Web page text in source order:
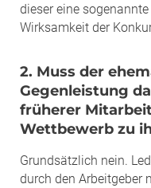
dieser eine
Wirksamkeit der
2. Muss der
Gegenleistung
früherer
Wettbewerb zu
Grundsätzlich nein.
durch den Arbeitgeber